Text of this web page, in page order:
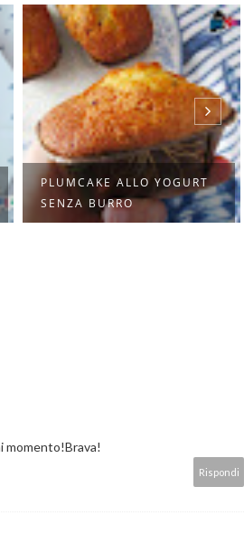
PLUMCAKE ALLO YOGURT
SENZA BURRO
momento!Brava!
Rispondi